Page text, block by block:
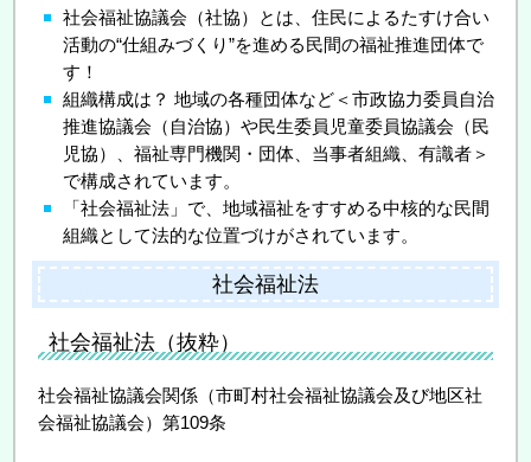
社会福祉協議会（社協）とは、住民によるたすけ合い
活動の“仕組みづくり”を進める民間の福祉推進団体で
す！
組織構成は？ 地域の各種団体など＜市政協力委員自治
推進協議会（自治協）や民生委員児童委員協議会（民
児協）、福祉専門機関・団体、当事者組織、有識者＞
で構成されています。
「社会福祉法」で、地域福祉をすすめる中核的な民間
組織として法的な位置づけがされています。
社会福祉法
社会福祉法（抜粋）
社会福祉協議会関係（市町村社会福祉協議会及び地区社
会福祉協議会）第109条